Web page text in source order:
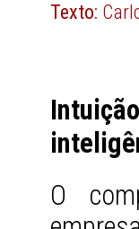
Texto:
O